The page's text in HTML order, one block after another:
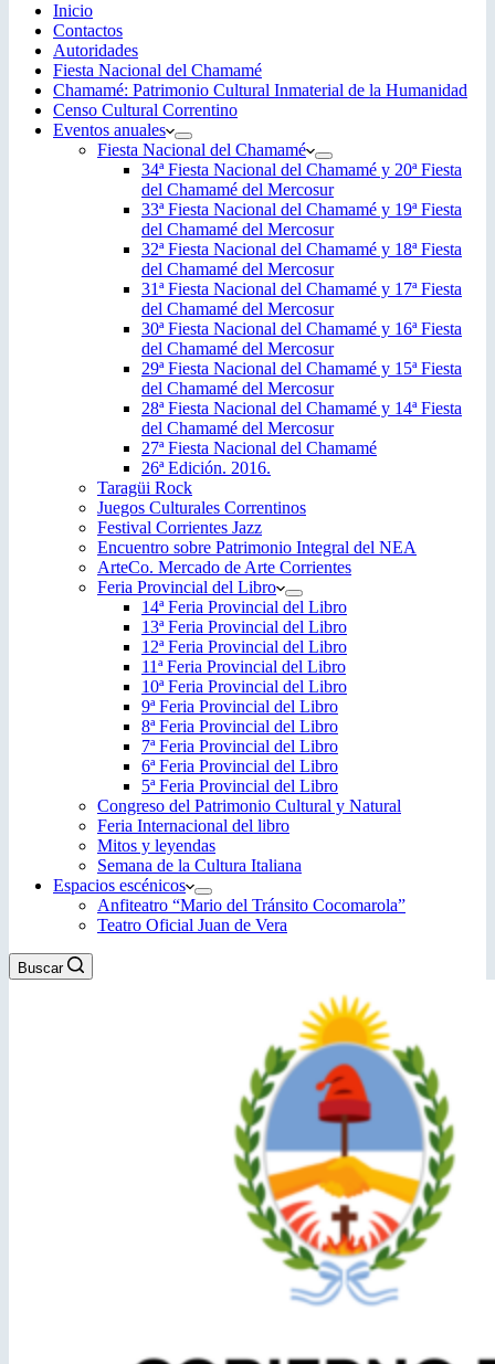
Inicio
Contactos
Autoridades
Fiesta Nacional del Chamamé
Chamamé: Patrimonio Cultural Inmaterial de la Humanidad
Censo Cultural Correntino
Eventos anuales
Fiesta Nacional del Chamamé
34ª Fiesta Nacional del Chamamé y 20ª Fiesta
del Chamamé del Mercosur
33ª Fiesta Nacional del Chamamé y 19ª Fiesta
del Chamamé del Mercosur
32ª Fiesta Nacional del Chamamé y 18ª Fiesta
del Chamamé del Mercosur
31ª Fiesta Nacional del Chamamé y 17ª Fiesta
del Chamamé del Mercosur
30ª Fiesta Nacional del Chamamé y 16ª Fiesta
del Chamamé del Mercosur
29ª Fiesta Nacional del Chamamé y 15ª Fiesta
del Chamamé del Mercosur
28ª Fiesta Nacional del Chamamé y 14ª Fiesta
del Chamamé del Mercosur
27ª Fiesta Nacional del Chamamé
26ª Edición. 2016.
Taragüi Rock
Juegos Culturales Correntinos
Festival Corrientes Jazz
Encuentro sobre Patrimonio Integral del NEA
ArteCo. Mercado de Arte Corrientes
Feria Provincial del Libro
14ª Feria Provincial del Libro
13ª Feria Provincial del Libro
12ª Feria Provincial del Libro
11ª Feria Provincial del Libro
10ª Feria Provincial del Libro
9ª Feria Provincial del Libro
8ª Feria Provincial del Libro
7ª Feria Provincial del Libro
6ª Feria Provincial del Libro
5ª Feria Provincial del Libro
Congreso del Patrimonio Cultural y Natural
Feria Internacional del libro
Mitos y leyendas
Semana de la Cultura Italiana
Espacios escénicos
Anfiteatro “Mario del Tránsito Cocomarola”
Teatro Oficial Juan de Vera
Buscar